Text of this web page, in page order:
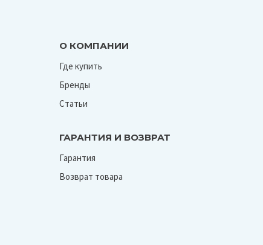
О КОМПАНИИ
Где купить
Бренды
Статьи
ГАРАНТИЯ И ВОЗВРАТ
Гарантия
Возврат товара